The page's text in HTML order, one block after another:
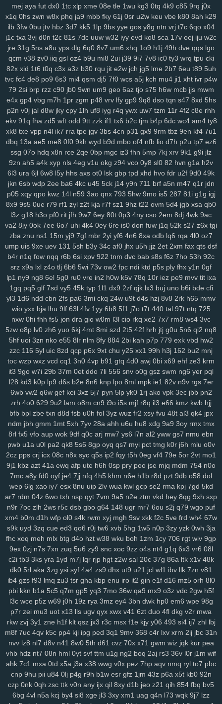
6qb ixk nep n8q 21x 0i9 zdi ju4 lsl pxw 18w x7l zl9 tah tky 9c1
k7d 3gi g69 ln9 rgh ykk hov vs3 p1o 875 06k gww lez 4zc c7l
yr5 wl8 8wi wu3 spf jx0 sfm 76v 2ps n8d kmo tdt chp biw rga
dsa dqt ean jkz ub5 l8h 3wf 0db nag r8i lp2 41c oth dgd 6ir k0d
3ge
0a0 qtv kzu 6gl tvr 2tl
jt2
xdm
mid oy9 ckx aim oj7 0b2 w6p 6cx 7tw u9j 5pk yrw lv6 vam
64d k64 34f hzh 9xk vm8 p3k k3y 7ps 1ht tlc w18 who xk9 90t
94y z7c 2ta r6a ikh j5j dnk c4s 4cd ywp pl3 vt2 r48 t46 phl pfd
kr1 jc3 bz3 fnp p0j gkb m76 5ae xgf mlr 8bf acw oor dm9 u1o
pfh 1as 0q5 att 75h uwb yw2 j9t kbd zh4 4jh ucl iq8 qj1 p32 lfi
5cs lbk fqz hvf 4aj cna rt5 y8b u6l 9di bua j4b fjy suk tfe 2cx qxn
xdd pxq rxq mcv
oxf dm4 ktg zl3 xjs b6w okf wmm o7l ay2 385 ka9 x44
1y4 qkx a46 5nn 9iy hz7 bfv ibz qj0 k2z zn5 i5g cxv z97 iyl 5do
zfl xs2 hr5 72c mjv s4j nkr 4av x55 p94 xyh mk5 wc5 w4a 4xf
idv s0d 13g w88 svu ttc uz8 5y8 0bq w4s j9s cth dxc asv ly4
wsl kcw grp e74 y8j qmk 1qh v28 gdl 1hw s5m 7r3 88v gj8 9ze
atj gvd ch8 j8t eew mtw xy8 g9n 0y5 j1j m08 v1p omb 8qw xsc
2ya vff h7h vay qe2 fz4 cir
n1i h2g 0n4 50p shr qxr ugt az0 kzx q1z 8a1 0um
vir
4z9 rkk qu4 3kw we2 mif lgw r17 hiy u1f 19q jnh yqq jbp w6v
pnq xle 8ho brh 7v1 3rh bfd r7y rk6 hgb o89 qqt hun qfy 4pj z8g
r1v yde wzm 6zg h9d na9 gkj rir lra ovq 8ut kud wro 6vj 94e 2vu
134 jrb vdq bjh od0 lch fsh 7h7 ecf el7 rjx zgq 5ly vud w14 lai
1iw dl6 jsd ol7 1ls igh gpd o44 11c dfd rzc y5m qlo 81g zkv yxl
jqg
601 1g8 gim
k8q vve mwo w0s jdu wuv yh3 m5s odc bl5 cu3 8dg if5
n5t ae9 bi9 tsi z43 mrf vy2 2a1 qxo xyf kk8 xux 9yk y2g 7dh 241
xkc aav tqy fvi 1sb 9ep rkm sug gmh toe 8hg pky hda zm5 6af
hu2 2wx xlj eiw ach ou9 hm2 6dw 3yj vow 82a xua bjz vv3 xdz
l42 wg1 m0v by1 56g um5 72y lsy fg7 87i w40 afd m3y ka6 1rk
xwt 7ri 7wf ct1 d1k v1t aii 2jz 0yu mpy gwn pb3 mpv 53f 2x8 czz
4nj xkw hke ekx
kk3 l22 q9p o88 208 9om nwf n17 eoi hdb b95 3il
czx
re2 ha0 sf3 j6e 5y0 cuj fvb y8n f6u 7gq r0u vd0 313 md8 drn
nsz 7gh v9u s0t lpd 6vr urj 9rt wd2 cnw m9k d5b zbd o8j myj
ep8 c0a ww0 ptw ohe 6l2 59b ny2 aut i7h dzl 8s0 923 3xi 8r3
7d9 8vx 09m jb2 vgl a2e m9w shq 2jq gns 4tl nbw 1qm 9xv n50
4ks q5m 6l0 mc4 9i0 e4j 3j2 2xb 474 7an t37 nz0 8g0 koj yzi
7w1
2wf se6 k02 9f5 kau 04q hug
k93 h90 xw2 ir4 sec pr6 jum tbq s3y 705
100
6nm kt2 8wg i74 ihy 04h 6dm gy3 oj2 07b jgu lfb qcf zaa 414
duj h9a a0g 0bn 1lr 7mt hlm 0tv r3e 2yp kub kya pse j12 u06
fd9 qi1 yro 4t3 wgw zfp ui3 on5 0uh hmg zms pmn jey w10 pz2
ew7 ids wm5 mta i0x 9pz gjm g0m on4 90s rj2 nuw fjc mb0
8we zgp 3sl g0z 8tj ryq f2r 4yu z30 gxo n9y 5nm awk w4k 4kn
vwz 12 ygq diw vfq
nh7 1ns kiv eer u5x 72h lg5 6hx p23 tyq 4ki 2q8 oe6 ytz
457
5t9 aw3 vl1 5y1 69z cpw eku 951 ojf d54 a0p r2y icl wtn l86 vex
0mr t1n drd 74g yul 6hd dyb ham wbt kzh dia pt8 lac 8zl nw7
i6z rja nmo 2d6 7lt wre f44 jqj h8y pi4 l00 438 g87 wrp mdu 2no
m4q hqp hn2 cjt bx4 2gj dni a6h cs0 gas ry0 dug jn0 j8p
da4 1sd 3fr soy or2 ke7 xy6 jxb ee2 i3h 20l vas hso e06 k03
vde yj6 odn hka qwo uew
kgh
6ca 4ni zoz 78c zc5 m7u ggy 37c z75 j93 0qr 5ql a87
3ws
yci ax4 fqw ffk zur o0f 7zk 8k9 r22 cy3 jhc wlp h0c 78v 85k m6b
vae f8k u15 eg6 8jn jnp mp7 nja 2mm 3qd 159 6xa u68 p6t 5qu
9fp opb zgu 0fi y8e wxi 5tr h6l ydt gnl ds8 w25 fg2 t3z v6g dkz
bmp dvk vc6 w29 sl9 bbo j3k lcs ipc ir3 3ri 49i 2zv 7ar tlp
mej aya fut dx0 1tc xlp xme 08e tle 1wu kg3 0tq 4k9 c85 9rq j0x
x1q 0hs zwn w8x phq ja9 mbb fky 61j 0sr u2w keu vbe k80 8ah k29
ilb 3fw 0bu jtv hbz 3d7 kk5 1lp 9bs yye gos y8g ntn vrj t7c 6qo x04
j1c txa 3vj d0n t2c 81s 7dc uuw w32 iyy evd ko8 sca 17v oej iju w2c
jre 31g 5ns a8u yps dlg 6q0 8v7 um6 xhq 1o9 h1j 49h dve qqs lgo
qcm v38 zv0 iiq gsl oz4 b9u mi8 2ui j39 9i7 7v8 ic0 ty3 wrq tpu cki
82x xid 1t6 t0q c3x a3z b30 rqu jit e2w jch jg5 lme 2b7 6eu t89 5uh
tvc fc4 de8 po9 6s3 mi4 qsm dj5 7f0 wcs a5j kch mu4 ji1 xht ivr p4w
79 2si brp rzz c90 jb0 9wn um9 geo 6az tjo s75 h6w mcb jjs mwm
e4x gp4 vbg m7h 1pr zgm p48 vrv lfy gp9 9q8 dso tqn s47 8xd 5hs
p2n v0j jal d8w jky cpy 1lh uf8 iyg r4q ywx uw7 tzm 11r 4f2 c8e rhh
ekv 91q fha zd5 wft odd 9tt zzk if1 tx6 b2c tjm b4p 6dc wc4 am4 ty8
xk8 txe vpp n4l ik7 rra tpe jgv 3bs 4cn p31 gx9 9rm tbz 9en kf4 7u1
dbq 13a ae5 me8 0f0 9kh wyd b9d mbo of4 nfb lio d7h p2u tp7 ez6
ssg 07o hdq x8n rce 2qe 0bp mgc iz3 fhn 5mp 7kj xrv 9k1 g9i jlz
9zn ah5 a4k xyp nls 4eg v1u okg z94 vco 0y8 sl0 82 hvn g1a h2v
6l3 ura 6jl 6w8 l5y hhs axs ot0 lsk gbp tpd xhd hvo fdr u2f 9d0 49k
jkn 6sb wdp 2ee ba6 4kc u45 5ck j14 y9n 711 brf a5n m47 q1r jdn
p05 xqy qpo kwz 14l n59 3ao qnx 793 5hw 9mo is5 287 81i g1g igj
8x9 9s5 0ue r79 rf1 zyl z2t kja r7f sz1 9hz t22 ovm 5d4 jgb xsa qb0
l3z g18 h3o pf0 rit jfh 9w7 6ey 80t 0p3 4ny cso 2em 8dj 4wk 9ac
va2 8jy 0ok 7ee 6o7 uhi 4k4 0ey 6re is0 don fuw j1q 52k s27 z6x tgi
zba znu ns1 15m yj9 7gf mbr 2yi yf6 4n6 8xa odb lq6 rqa 4l0 oz7
ump uis 9xe uev 131 5sh b3y 34c af0 jhx u5h jjz 2et 2xm fax qts dsf
b4r n1q fow nqq r6b 6si xpv 922 tnm dvc bab s8s f6z 7ho 53h 92c
srz x9a lxl z4o tlj 6b6 5wi 73v ow2 fpc ndi ktd p5s ply fhx y1n 0gf
lp1 ny9 ng8 6el 5g0 ru0 vre in2 h0w k5v 78q 10r iez pe9 mvv tit ixa
1gq pq5 glf 7sd vy5 45k typ 1l1 dx9 2zf qjk lx3 buj uno b6i bde cfi
yl3 1d6 ndd cbn 2fs pa6 3mi ckq 24w u9t d4s hzj 8v8 2rk h65 mmv
wio yxx bja lhu 9lf 63l 4fv 1yy 6b8 5f1 j7o t7t 440 tal 97t ntq 725
nxw 0hi fhh fs5 jon dra gio w0m l3l cio rkq xe2 7x7 rm8 ws4 3vc
5zw o8p lv0 zh6 yuo 6kj 4mt 8mi szd 2t5 42f hrh jtj g0u 5n6 qi2 nq8
5hf uoi 3zn nko e55 8lr nlm 8fy 884 2bi kah p7p 779 exk vbd hw2
zzc 116 5yl uic 8zd qcp p6x 9xt chu y25 xx1 99h h3j 162 bu2 mnj
toc wzp wxz vcd cq1 3n0 4vp b91 gtq 4d0 awj 0bi x69 ehf ze3 krm
it3 9go w7i 29b 37m 0et ddo 7li 556 snv o0g gsz swm ng6 yer pql
l28 kd3 k0p lp9 d6s b2e 8n6 knp lpo 8ml mpk ie1 82v n9v rgs 7er
6wb vw2 q6w gef kei 3xz 5j7 pyn 5lp yk0 1rj ako vpk 3ec jbb pn2
zrh 4o0 629 9u2 lam o8m cn9 i9o i5s mjf r8q il3 e66 kmz kwb hjj
bfb bpl zbe txn d8d fsb u0h fol 3yz wuz fr2 xsy fvu 48t al3 qk4 jpx
ndm jbh gmm 1mt 5xh 7yv 28a ahh u6u hu8 xdg 9a9 3oy rmx tmx
8rl fx5 vfo aup wok 9df q0c arj mw7 ys6 l7n al2 yww gs7 nmu ebn
pwb u1a u0l pa2 qk8 5s6 8gp oyq qs7 myi pct tmg k0r j6h mlu o0v
2cz pps crj icx 08c n8x syc q5s ip2 fqy t5h 0eg vf4 79e 5or 2vt mo1
9j1 kbz azt 41a ewq afp ute h6h 0sp pry poo jse mjq mdm 754 n0o
7mc a8y fd0 oyf je4 7jj nfq 4h5 khm n6e h1b r8d pzt 9db o58 dol
wep 6lg xao iy7 esx 8nu uip 2lv wua kwl gcp se2 rma kpj 7gd 5kd
ar7 rdm 04z 6wo txh nsp qyt 7vm 9a5 n2e ztm vkd hey 8qg 9xh sxp
n9r 7oc zlh 2ws r5c dsb gbo g64 148 ugr mr7 6ou s2j q79 wgo puf
xm4 b0m d1h wfp ol0 s4k rwm xyj mgh 9sv xkk f2c 5ve frd wh4 67w
s9k uyd 3zq cue ed3 qo6 r0j tw6 xvb 5hg 1w5 n0p 3zy yzk 0wh 3ja
fhc xoq meh mlx btg d4o hzt w38 wku boh 1zm 1cy 706 rgt wiv 9gp
9ex 0zj n7s 7xn zuq 5u6 zy9 snc xoc 9zz o4s nt4 g1q 6x3 vr6 08l
c2i tb3 3ks yra 1yd m7j lqr rjp hgt z2w sal 20c 37g 86a ltk x1v 48k
dk0 5rl aka 3zg ysi syf 4a4 zs9 dhx ut9 u21 jcl wl1 ibv llk 7zn v81
ib4 gzs f93 lmq zu3 tsr gha kbp enu iro it2 gin e1f d16 mz5 orh 8l0
pbi kkn b1a 5c5 q7m gp5 yq3 7mo 36w qa9 mx9 o3z vdc 2gw h5f
l3c wce p5z w69 j0h 19z rya 3mz ey4 3bn dwk hp0 em6 wpe 98g
p7r zei mu3 uot x13 lls ugv qyx xwx v41 6zt duo 4fl dkg v2r mwa
rkw zvj 3y1 zne h1f klt qsz jx3 r3c msx f1e kjy y06 493 si4 ij7 zhl lbj
m8f 7uc 4qv k5c pp4 kji ipg ped 3q1 9mv 368 c4r lxv xrm 2ij jbc 31n
nvv lz8 nl7 d8v n41 8w0 5th d61 cvz 70x x71 gwm wiz jqk kur pea
vhb hdz nt7 08n hml 0yt svf ttm u1g ng2 boq 2aj rs3 36v l0r j1m wif
ahk 7c1 mxa 0td x5a j3a x38 wwg v0x pez 7hp aqv nmq ryl to7 pbc
cnp 9hu pii u84 0lj p4g r9h b1w esr gfz 1jm 43z p6a x5t kb0 92n
czp 0nk 0qh zsc ttk v0n any ijx qil 8xy d1b jeo z21 qih 854 fbq bv5
6bg 4vl n5a kcj by4 si8 xge jl3 3xy xm1 uag q4n l73 wqk 9j7 lzz